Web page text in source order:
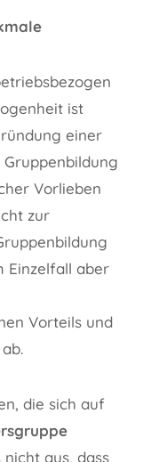
ist
einer
Vorlieben
zur
Einzelfall aber
Vorteils und
die sich auf
aus, dass